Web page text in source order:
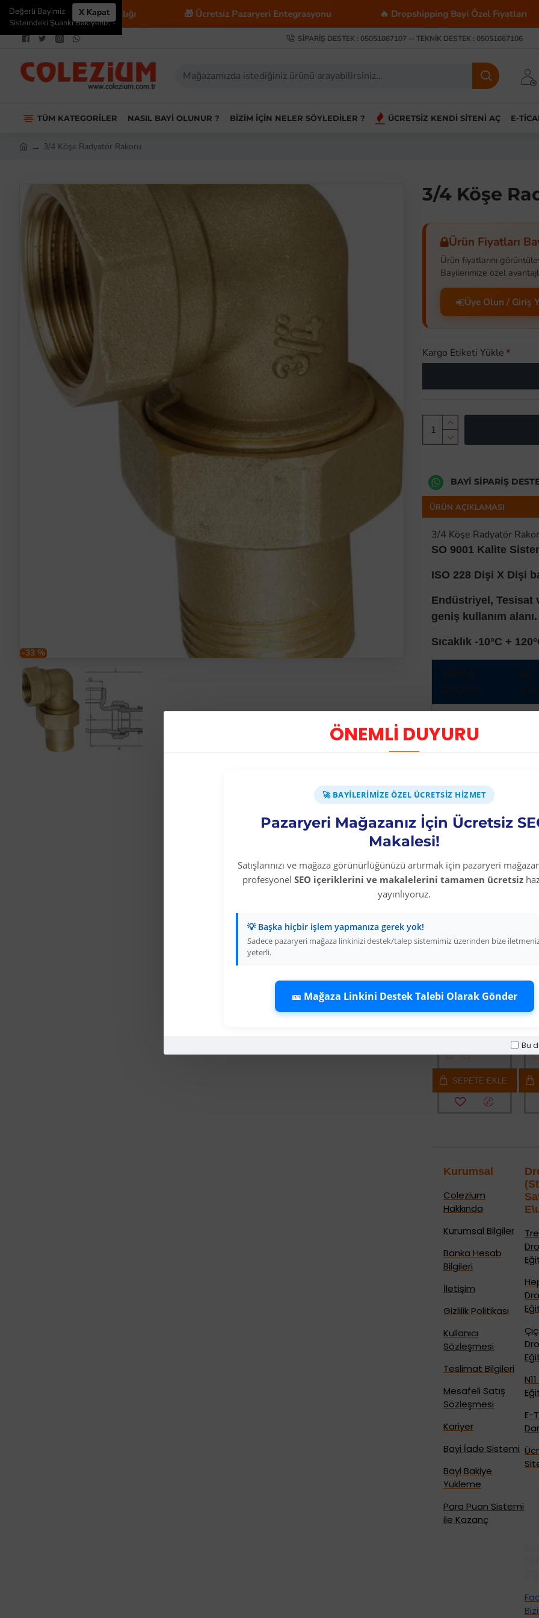
ÖNEMLİ DUYURU
🚀 BAYILERIMIZE ÖZEL ÜCRETSIZ HIZMET
Pazaryeri Mağazanız İçin Ücretsiz
Makalesi!
Satışlarınızı ve mağaza görünürlüğünüzü artırmak için pazaryeri
profesyonel SEO içeriklerini ve makalelerini tamamen ücretsiz
yayınlıyoruz.
💡 Başka hiçbir işlem yapmanıza gerek yok!
Sadece pazaryeri mağaza linkinizi destek/talep sistemimiz üzerinden bize
yeterli.
🎫 Mağaza Linkini Destek Talebi Olarak Gönder
Bu
Danışmanlığı 🎁 Ücretsiz Pazaryeri Entegrasyonu 🔥 Dropshipping Bayi Özel Fiyatları 💰
SIPARIŞ DESTEK : 05051087107 -- TEKNIK DESTEK : 05051087106
TÜM KATEGORILER NASIL BAYI OLUNUR ? BIZIM İÇIN NELER SÖYLEDILER ? ÜCRETSIZ KENDI SITENI AÇ E-
X Kapat
Değerli Bayimiz
Sistemdeki Şuanki Bakiyeniz: -
3/4 Köşe Radyatör Rakoru
-33 %
3/4 Köşe
Ürün Fiyatları
Ürün fiyatlarını
Bayilerimize özel
Üye Olun / Giriş
Kargo Etiketi Yükle
BAYI SIPARIŞ
ÜRÜN AÇIKLAMASI
3/4 Köşe Radyatör
SO 9001 Kalite
ISO 228 Dişi X Dişi
Endüstriyel, Tesisat
geniş kullanım alanı.
Sıcaklık -10°C +
Haydi Yolunuz Açık Olsun
Üyelere Özel
Fiyat
Üye Olunuz
Bes 101
Üyelere Özel
Fiyat
Üye Olunuz
Yoğun Saçlı Lastikli Topuz Toka /
Üyelere Özel
Fiyat
Üye Olunuz
SEPETE EKLE
Vay
Dalgalı
Kurumsal
Colezium
Hakkında
Kurumsal Bilgiler
Banka Hesab
Bilgileri
İletişim
Gizlilik Politikası
Kullanıcı
Sözleşmesi
Teslimat Bilgileri
Mesafeli Satış
Sözleşmesi
Kariyer
Bayi İade Sistemi
Bayi Bakiye
Yükleme
Para Puan Sistemi
ile Kazanç
E-